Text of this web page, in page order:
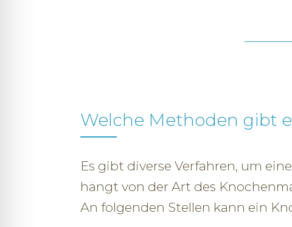
Welche Methoden gibt
Es gibt diverse Verfahren, um
hängt von der Art des
An folgenden Stellen kann ein